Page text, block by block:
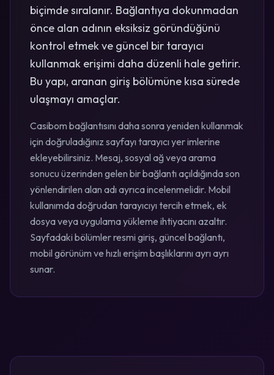
biçimde sıralanır. Bağlantıya dokunmadan
önce alan adının eksiksiz göründüğünü
kontrol etmek ve güncel bir tarayıcı
kullanmak erişimi daha düzenli hale getirir.
Bu yapı, aranan giriş bölümüne kısa sürede
ulaşmayı amaçlar.
Casibom bağlantısını daha sonra yeniden kullanmak
için doğruladığınız sayfayı tarayıcı yer imlerine
ekleyebilirsiniz. Mesaj, sosyal ağ veya arama
sonucu üzerinden gelen bir bağlantı açıldığında son
yönlendirilen alan adı ayrıca incelenmelidir. Mobil
kullanımda doğrudan tarayıcıyı tercih etmek, ek
dosya veya uygulama yükleme ihtiyacını azaltır.
Sayfadaki bölümler resmi giriş, güncel bağlantı,
mobil görünüm ve hızlı erişim başlıklarını ayrı ayrı
sunar.